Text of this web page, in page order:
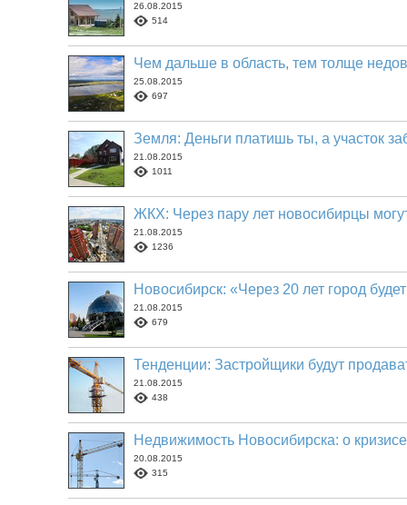
26.08.2015
514
Чем дальше в область, тем толще
25.08.2015
697
Земля: Деньги платишь ты, а участок
21.08.2015
1011
ЖКХ: Через пару лет новосибирцы
21.08.2015
1236
Новосибирск: «Через 20 лет город
21.08.2015
679
Тенденции: Застройщики будут
21.08.2015
438
Недвижимость Новосибирска: о
20.08.2015
315